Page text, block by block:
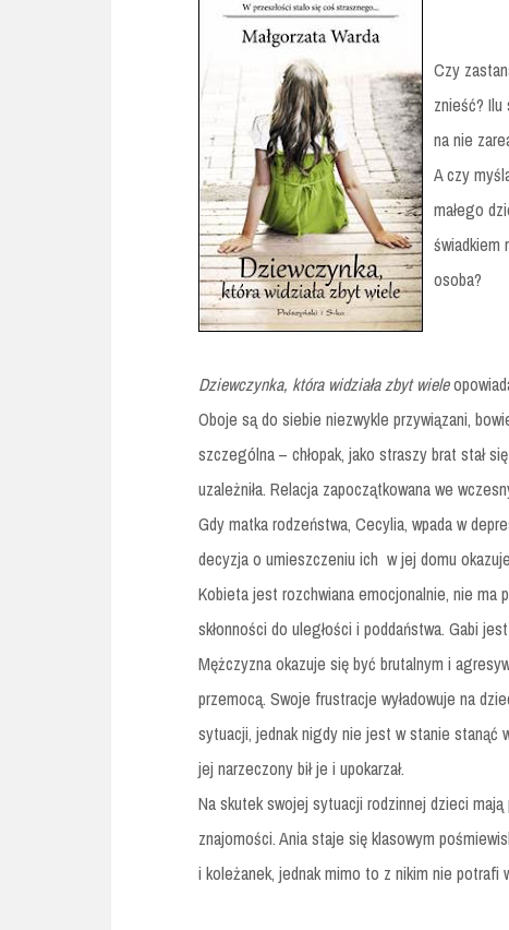
Czy
znieść? Ilu
na nie
A czy
małego
świadkiem
osoba?
Dziewczynka, która widziała zbyt wiele
Oboje są do siebie niezwykle przywiązani,
szczególna – chłopak, jako straszy brat stał
uzależniła. Relacja zapoczątkowana we
Gdy matka rodzeństwa, Cecylia, wpada w
decyzja o umieszczeniu ich w jej domu
Kobieta jest rozchwiana emocjonalnie, nie ma
skłonności do uległości i poddaństwa. Gabi
Mężczyzna okazuje się być brutalnym i
przemocą. Swoje frustracje wyładowuje na
sytuacji, jednak nigdy nie jest w stanie stanąć
jej narzeczony bił je i upokarzał.
Na skutek swojej sytuacji rodzinnej dzieci
znajomości. Ania staje się klasowym
i koleżanek, jednak mimo to z nikim nie potrafi